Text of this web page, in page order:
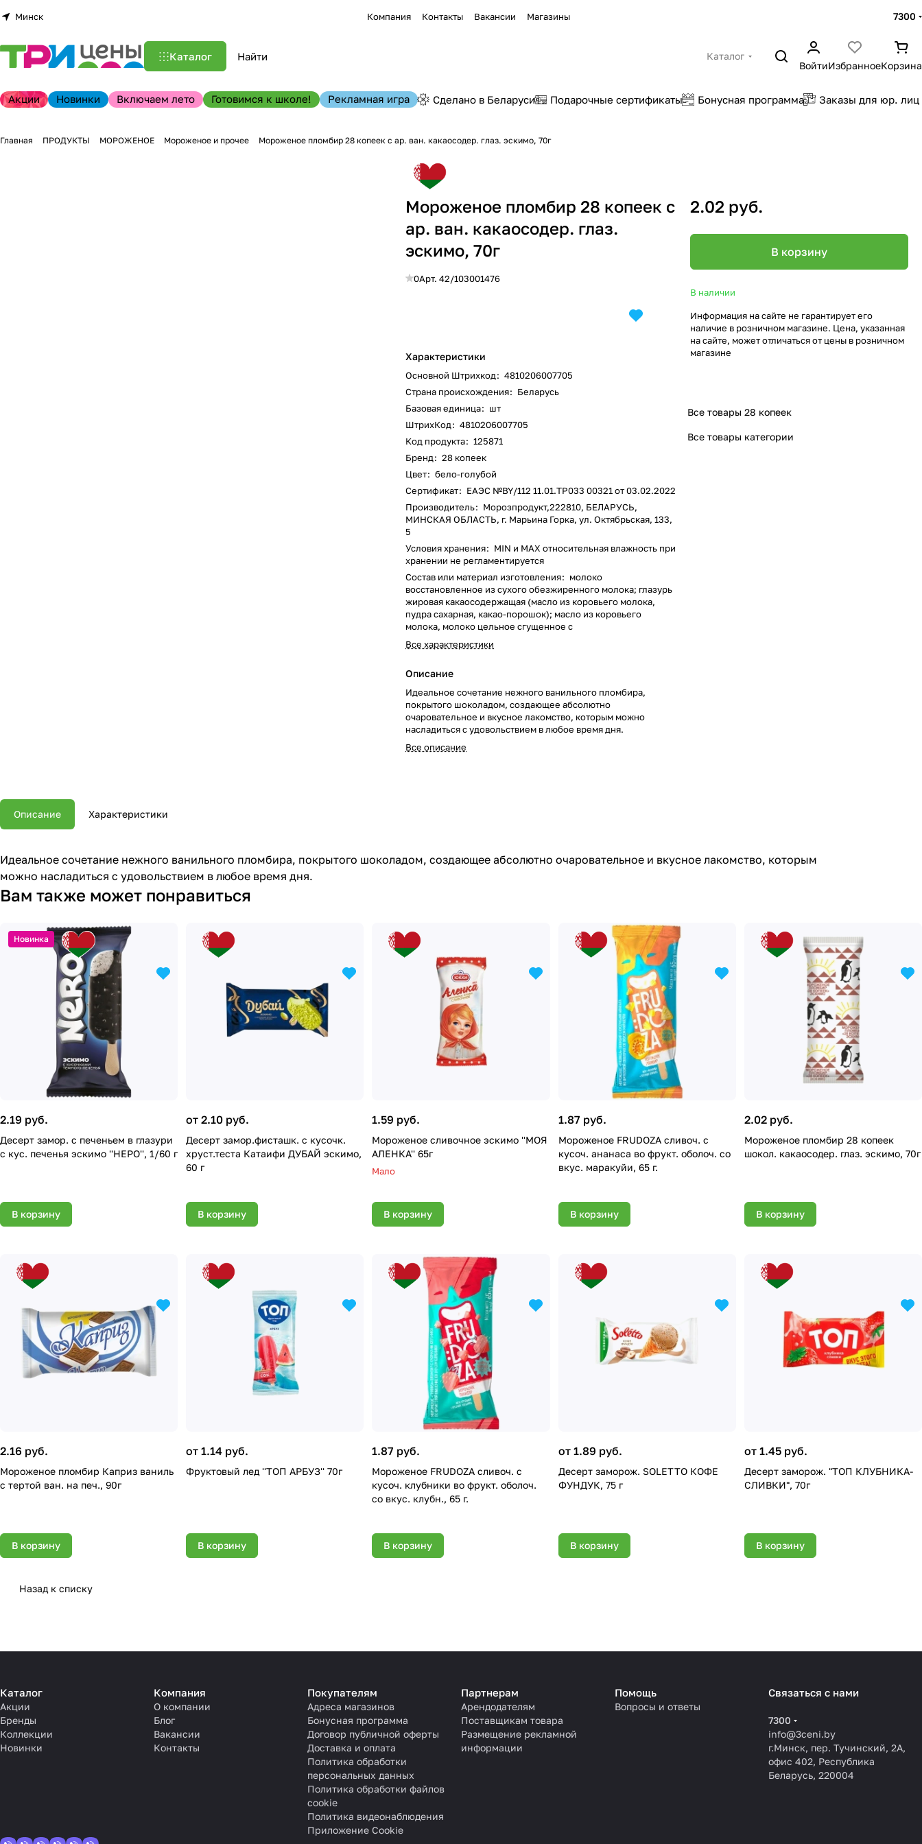
Минск Компания Контакты Вакансии Магазины 7300
Каталог
Каталог
ВойтиИзбранноеКорзина
Акции Новинки Включаем лето Готовимся к школе! Рекламная игра Сделано в Беларуси Подарочные сертификаты Бонусная программа Заказы для юр. лиц
Главная ПРОДУКТЫ МОРОЖЕНОЕ Мороженое и прочее Мороженое пломбир 28 копеек с ар. ван. какаосодер. глаз. эскимо, 70г
Мороженое пломбир 28 копеек с
ар. ван. какаосодер. глаз.
эскимо, 70г
0Арт.42/103001476
Характеристики
Основной Штрихкод: 4810206007705
Страна происхождения: Беларусь
Базовая единица: шт
ШтрихКод: 4810206007705
Код продукта: 125871
Бренд: 28 копеек
Цвет: бело-голубой
Сертификат: ЕАЭС №BY/112 11.01.ТР033 00321 от 03.02.2022
Производитель: Морозпродукт,222810, БЕЛАРУСЬ,
МИНСКАЯ ОБЛАСТЬ, г. Марьина Горка, ул. Октябрьская, 133,
5
Условия хранения: MIN и MAX относительная влажность при
хранении не регламентируется
Состав или материал изготовления: молоко
восстановленное из сухого обезжиренного молока; глазурь
жировая какаосодержащая (масло из коровьего молока,
пудра сахарная, какао-порошок); масло из коровьего
молока, молоко цельное сгущенное с
Все характеристики
Описание
Идеальное сочетание нежного ванильного пломбира,
покрытого шоколадом, создающее абсолютно
очаровательное и вкусное лакомство, которым можно
насладиться с удовольствием в любое время дня.
Все описание
2.02 руб.
В корзину
В наличии
Информация на сайте не гарантирует его
наличие в розничном магазине. Цена, указанная
на сайте, может отличаться от цены в розничном
магазине
Все товары 28 копеек
Все товары категории
Описание Характеристики
Идеальное сочетание нежного ванильного пломбира, покрытого шоколадом, создающее абсолютно очаровательное и вкусное лакомство, которым
можно насладиться с удовольствием в любое время дня.
Вам также может понравиться
Новинка
2.19 руб.
Десерт замор. с печеньем в глазури
с кус. печенья эскимо ''НЕРО'', 1/60 г
В корзину
от 2.10 руб.
Десерт замор.фисташк. с кусочк.
хруст.теста Катаифи ДУБАЙ эскимо,
60 г
В корзину
1.59 руб.
Мороженое сливочное эскимо ''МОЯ
АЛЕНКА'' 65г
Мало
В корзину
1.87 руб.
Мороженое FRUDOZA сливоч. с
кусоч. ананаса во фрукт. оболоч. со
вкус. маракуйи, 65 г.
В корзину
2.02 руб.
Мороженое пломбир 28 копеек
шокол. какаосодер. глаз. эскимо, 70г
В корзину
2.16 руб.
Мороженое пломбир Каприз ваниль
с тертой ван. на печ., 90г
В корзину
от 1.14 руб.
Фруктовый лед ''ТОП АРБУЗ'' 70г
В корзину
1.87 руб.
Мороженое FRUDOZA сливоч. с
кусоч. клубники во фрукт. оболоч.
со вкус. клубн., 65 г.
В корзину
от 1.89 руб.
Десерт заморож. SOLETTO КОФЕ
ФУНДУК, 75 г
В корзину
от 1.45 руб.
Десерт заморож. "ТОП КЛУБНИКА-
СЛИВКИ", 70г
В корзину
Назад к списку
Каталог
Акции
Бренды
Коллекции
Новинки
Компания
О компании
Блог
Вакансии
Контакты
Покупателям
Адреса магазинов
Бонусная программа
Договор публичной оферты
Доставка и оплата
Политика обработки
персональных данных
Политика обработки файлов
cookie
Политика видеонаблюдения
Приложение Cookie
Партнерам
Арендодателям
Поставщикам товара
Размещение рекламной
информации
Помощь
Вопросы и ответы
Связаться с нами
7300
info@3ceni.by
г.Минск, пер. Тучинский, 2А,
офис 402, Республика
Беларусь, 220004